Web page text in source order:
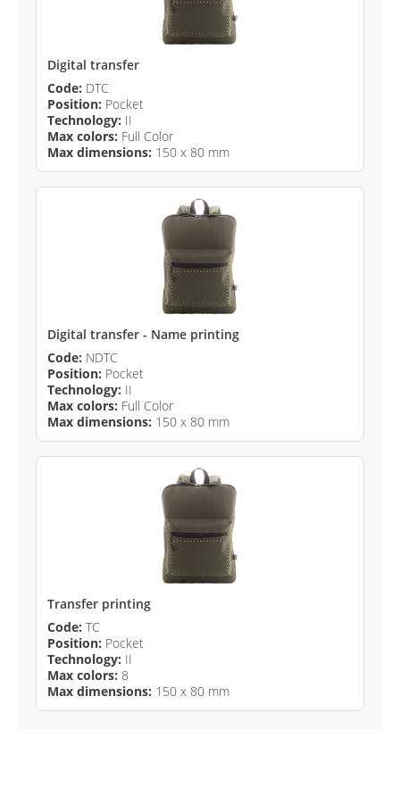
Digital transfer
Code: DTC
Position: Pocket
Technology: II
Max colors: Full Color
Max dimensions: 150 x 80 mm
Digital transfer - Name printing
Code: NDTC
Position: Pocket
Technology: II
Max colors: Full Color
Max dimensions: 150 x 80 mm
Transfer printing
Code: TC
Position: Pocket
Technology: II
Max colors: 8
Max dimensions: 150 x 80 mm